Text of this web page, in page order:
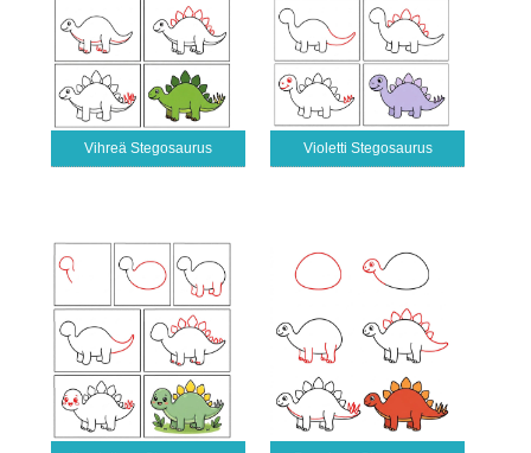
Vihreä Stegosaurus Violetti Stegosaurus